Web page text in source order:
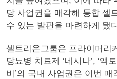
당 사업권을 매각해 통합 셀
수 있는 발판을 마련하게 됐
셀트리온그룹은 프라이머리
당뇨병 치료제 ‘네시나’, ‘액
비’의 국내 사업권은 이번